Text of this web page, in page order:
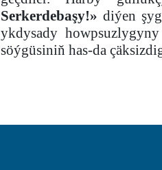
Serkerdebaşy!» diýen
ykdysady
söýgüsiniň has-da